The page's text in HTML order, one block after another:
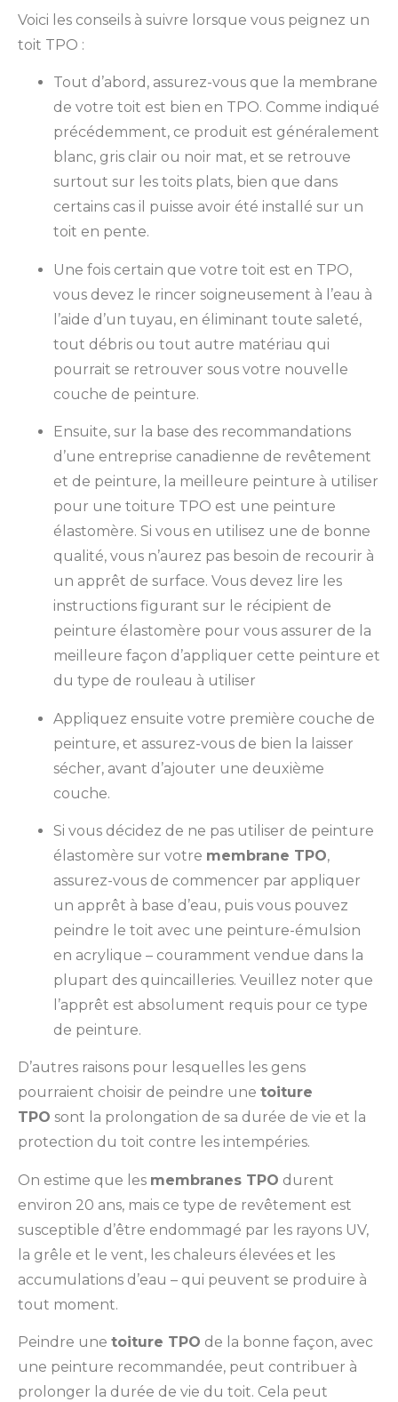
Voici les conseils à suivre lorsque vous peignez un
toit TPO :
Tout d’abord, assurez-vous que la membrane
de votre toit est bien en TPO. Comme indiqué
précédemment, ce produit est généralement
blanc, gris clair ou noir mat, et se retrouve
surtout sur les toits plats, bien que dans
certains cas il puisse avoir été installé sur un
toit en pente.
Une fois certain que votre toit est en TPO,
vous devez le rincer soigneusement à l’eau à
l’aide d’un tuyau, en éliminant toute saleté,
tout débris ou tout autre matériau qui
pourrait se retrouver sous votre nouvelle
couche de peinture.
Ensuite, sur la base des recommandations
d’une entreprise canadienne de revêtement
et de peinture, la meilleure peinture à utiliser
pour une toiture TPO est une peinture
élastomère. Si vous en utilisez une de bonne
qualité, vous n’aurez pas besoin de recourir à
un apprêt de surface. Vous devez lire les
instructions figurant sur le récipient de
peinture élastomère pour vous assurer de la
meilleure façon d’appliquer cette peinture et
du type de rouleau à utiliser
Appliquez ensuite votre première couche de
peinture, et assurez-vous de bien la laisser
sécher, avant d’ajouter une deuxième
couche.
Si vous décidez de ne pas utiliser de peinture
élastomère sur votre membrane TPO,
assurez-vous de commencer par appliquer
un apprêt à base d’eau, puis vous pouvez
peindre le toit avec une peinture-émulsion
en acrylique – couramment vendue dans la
plupart des quincailleries. Veuillez noter que
l’apprêt est absolument requis pour ce type
de peinture.
D’autres raisons pour lesquelles les gens
pourraient choisir de peindre une toiture
TPO sont la prolongation de sa durée de vie et la
protection du toit contre les intempéries.
On estime que les membranes TPO durent
environ 20 ans, mais ce type de revêtement est
susceptible d’être endommagé par les rayons UV,
la grêle et le vent, les chaleurs élevées et les
accumulations d’eau – qui peuvent se produire à
tout moment.
Peindre une toiture TPO de la bonne façon, avec
une peinture recommandée, peut contribuer à
prolonger la durée de vie du toit. Cela peut